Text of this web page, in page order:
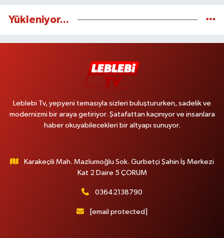
Yükleniyor...
Leblebi Tv, yepyeni temasıyla sizleri buluştururken, sadelik ve
modernizmi bir araya getiriyor. Şatafattan kaçınıyor ve insanlara
haber okuyabilecekleri bir altyapı sunuyor.
Karakeçili Mah. Mazlumoğlu Sok. Gurbetçi Şahin İş Merkezi
Kat 2 Daire 5 ÇORUM
03642138790
[email protected]